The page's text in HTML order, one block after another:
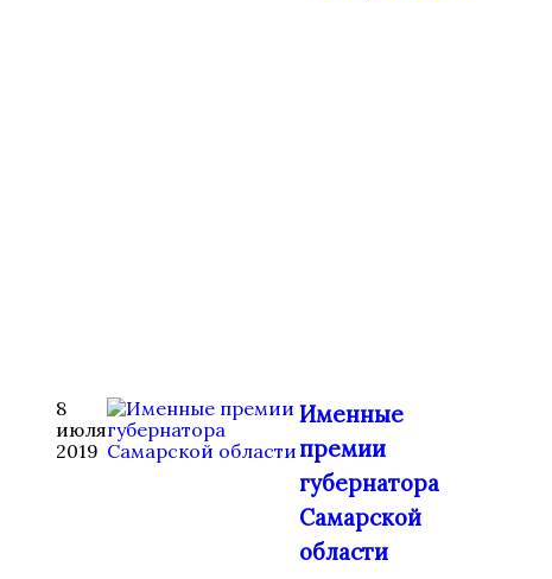
8
июля
2019
Именные
премии
губернатора
Самарской
области